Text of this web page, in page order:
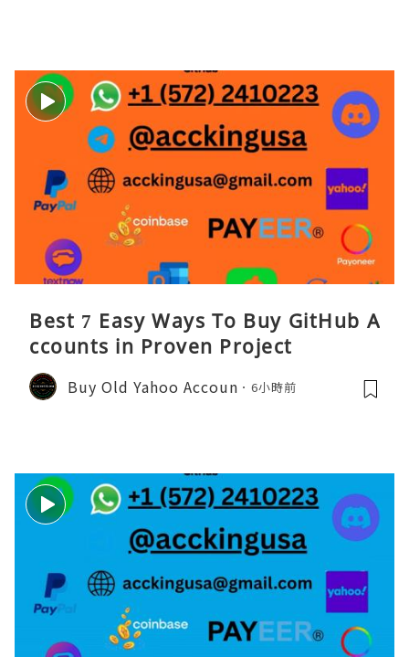
Best 7 Easy Ways To Buy GitHub A
ccounts in Proven Project
Buy Old Yahoo Accoun 6小時前